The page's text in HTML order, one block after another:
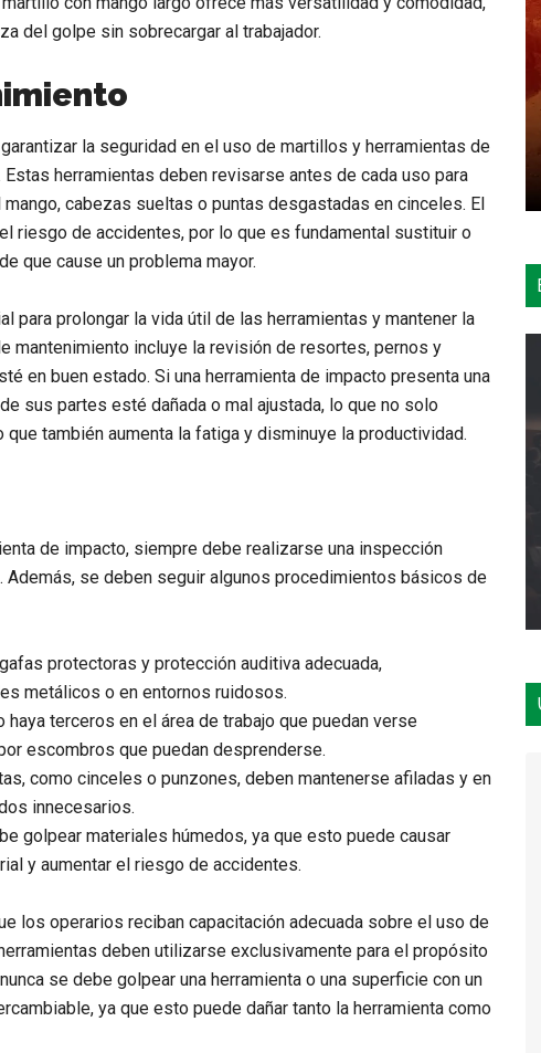
del golpe sin sobrecargar al trabajador.
la seguridad en el uso de martillos y herramientas de
herramientas deben revisarse antes de cada uso para
cabezas sueltas o puntas desgastadas en cinceles. El
riesgo de accidentes, por lo que es fundamental sustituir o
que cause un problema mayor.
para prolongar la vida útil de las herramientas y mantener la
mantenimiento incluye la revisión de resortes, pernos y
en buen estado. Si una herramienta de impacto presenta una
sus partes esté dañada o mal ajustada, lo que no solo
también aumenta la fatiga y disminuye la productividad.
de impacto, siempre debe realizarse una inspección
Además, se deben seguir algunos procedimientos básicos de
protectoras y protección auditiva adecuada,
metálicos o en entornos ruidosos.
haya terceros en el área de trabajo que puedan verse
escombros que puedan desprenderse.
como cinceles o punzones, deben mantenerse afiladas y en
innecesarios.
golpear materiales húmedos, ya que esto puede causar
y aumentar el riesgo de accidentes.
los operarios reciban capacitación adecuada sobre el uso de
deben utilizarse exclusivamente para el propósito
se debe golpear una herramienta o una superficie con un
ya que esto puede dañar tanto la herramienta como